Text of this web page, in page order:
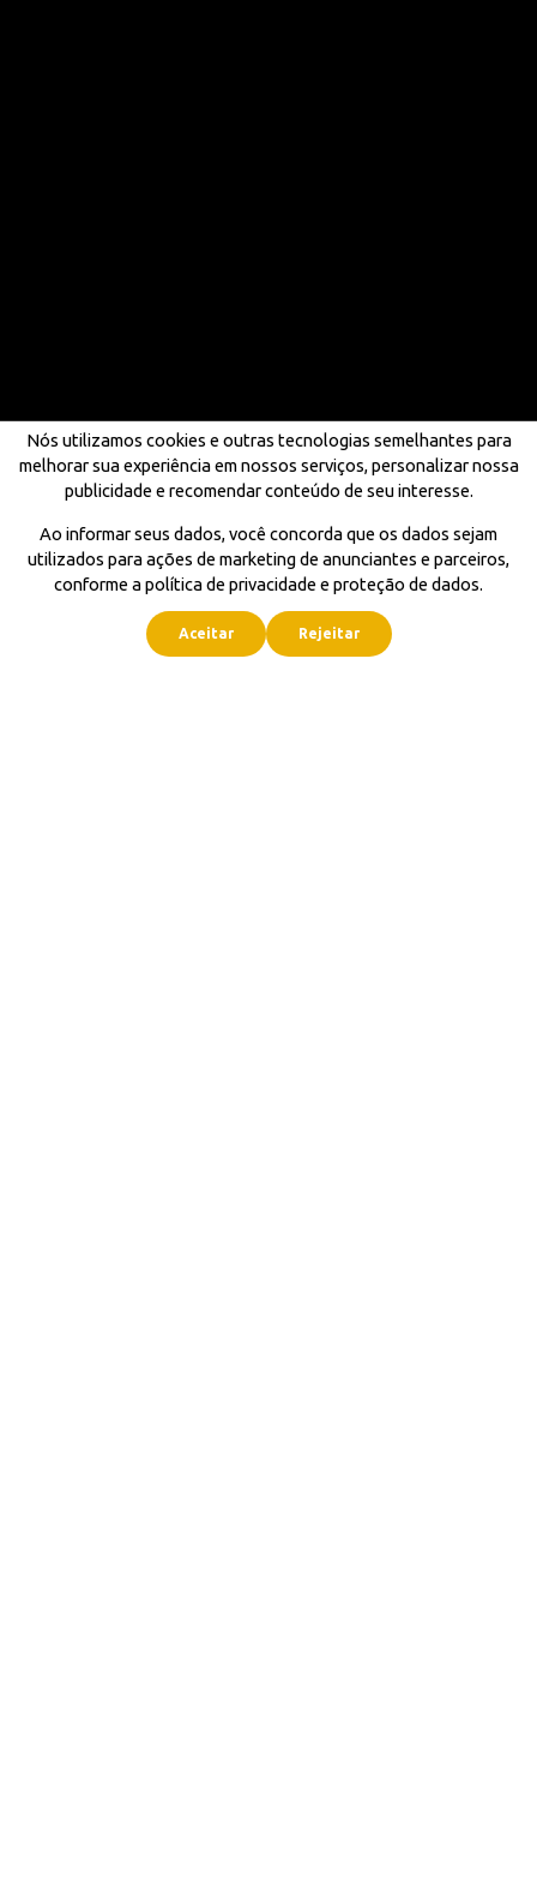
Nós utilizamos cookies e outras tecnologias semelhantes para
melhorar sua experiência em nossos serviços, personalizar nossa
publicidade e recomendar conteúdo de seu interesse.
Ao informar seus dados, você concorda que os dados sejam
utilizados para ações de marketing de anunciantes e parceiros,
conforme a política de privacidade e proteção de dados.
Aceitar Rejeitar